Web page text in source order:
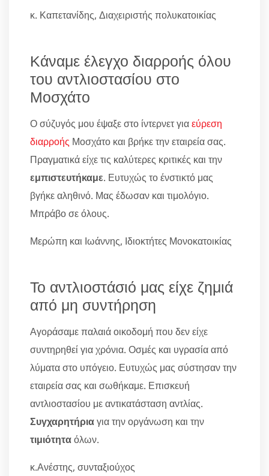
κ. Καπετανίδης, Διαχειριστής πολυκατοικίας
Κάναμε έλεγχο διαρροής όλου
του αντλιοστασίου στο
Μοσχάτο
Ο σύζυγός μου έψαξε στο ίντερνετ γιαεύρεση
διαρροής Μοσχάτο και βρήκε την εταιρεία σας.
Πραγματικά είχε τις καλύτερες κριτικές και την
εμπιστευτήκαμε. Ευτυχώς το ένστικτό μας
βγήκε αληθινό. Μας έδωσαν και τιμολόγιο.
Μπράβο σε όλους.
Μερώπη και Ιωάννης, Ιδιοκτήτες Μονοκατοικίας
Το αντλιοστάσιό μας είχε ζημιά
από μη συντήρηση
Αγοράσαμε παλαιά οικοδομή που δεν είχε
συντηρηθεί για χρόνια. Οσμές και υγρασία από
λύματα στο υπόγειο. Ευτυχώς μας σύστησαν την
εταιρεία σας και σωθήκαμε. Επισκευή
αντλιοστασίου με αντικατάσταση αντλίας.
Συγχαρητήριαγια την οργάνωση και την
τιμιότηταόλων.
κ.Ανέστης, συνταξιούχος